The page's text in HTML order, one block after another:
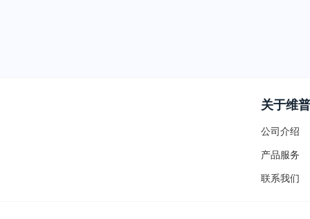
关于维普
公司介绍
产品服务
联系我们